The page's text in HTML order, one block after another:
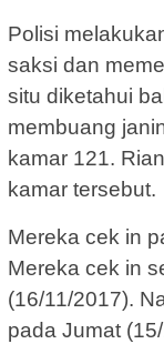
Polisi
saksi dan
situ diketahui
membuang
kamar 121.
kamar tersebut.
Mereka cek in
Mereka cek in
(16/11/2017).
pada Jumat